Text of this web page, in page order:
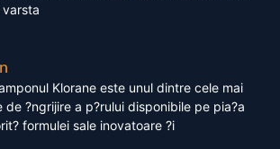
Klorane este unul dintre cele mai
?ngrijire a p?rului disponibile pe pia?a
formulei sale inovatoare ?i